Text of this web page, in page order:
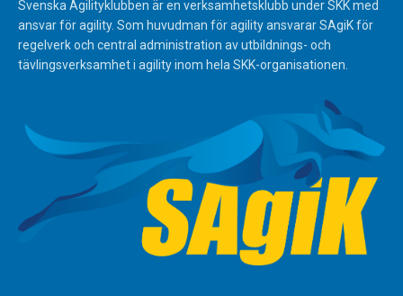
Svenska Agilityklubben är en verksamhetsklubb under SKK med
ansvar för agility. Som huvudman för agility ansvarar SAgiK för
regelverk och central administration av utbildnings- och
tävlingsverksamhet i agility inom hela SKK-organisationen.